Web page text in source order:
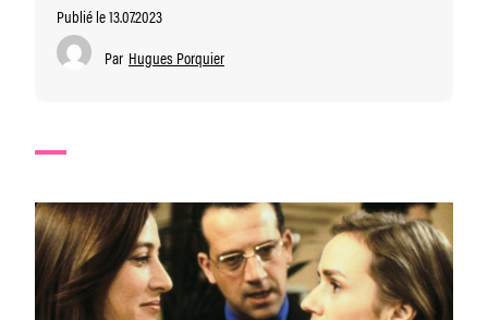
Publié le 13.07.2023
Par Hugues Porquier